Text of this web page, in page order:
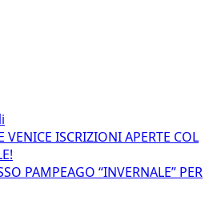
VENICE ISCRIZIONI APERTE COL
PAMPEAGO “INVERNALE” PER